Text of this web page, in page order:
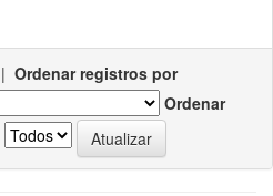
| Ordenar registros por
Ordenar